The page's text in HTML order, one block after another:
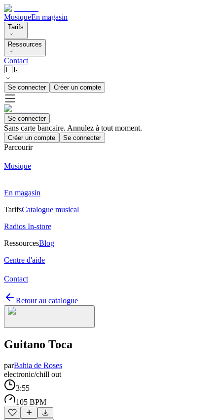
MusiqueEn magasin
Tarifs
Ressources
Contact
🇫🇷
Se connecter Créer un compte
Se connecter
Sans carte bancaire. Annulez à tout moment.
Créer un compte Se connecter
Parcourir
Musique
En magasin
TarifsCatalogue musical
Radios In-store
RessourcesBlog
Centre d'aide
Contact
Retour au catalogue
Guitano Toca
parBahia de Roses
electronic/chill out
3:55
105 BPM